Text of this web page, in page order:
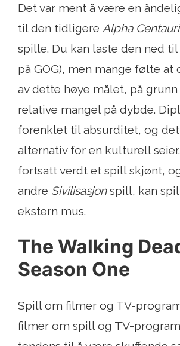
Det var ment å være en
til den tidligere Alpha Centauri
spille. Du kan laste den ned til
på GOG), men mange følte
av dette høye målet, på grunn
relative mangel på dybde.
forenklet til absurditet, og
alternativ for en kulturell
fortsatt verdt et spill skjønt,
andre Sivilisasjonspill, kan
ekstern mus.
The Walking
Season One
Spill om filmer og TV-
filmer om spill og TV-